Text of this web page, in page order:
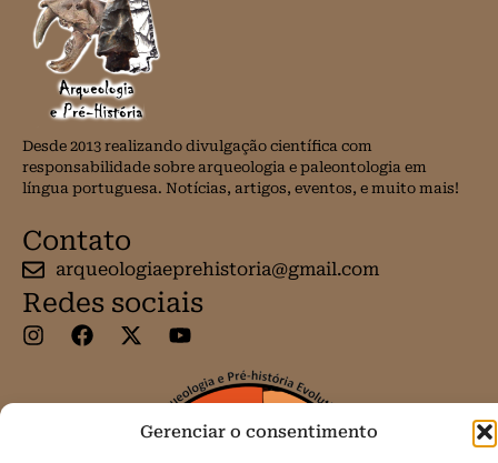
Gerenciar o consentimento
Desde 2013 realizando divulgação científica com
responsabilidade sobre arqueologia e paleontologia em
língua portuguesa. Notícias, artigos, eventos, e muito mais!
Contato
arqueologiaeprehistoria@gmail.com
Redes sociais